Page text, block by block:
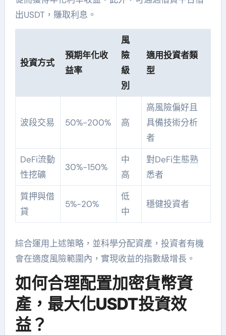
出USDT，賺取利息。
投資方式
預期年化收
益率
風
險
級
別
適用投資者類
型
波段交易 50%-200% 高
高風險偏好且
具備技術分析
者
DeFi流動
性挖礦
30%-150%
中
高
對DeFi生態熟
悉者
質押與借
貸
5%-20%
低
中
穩健投資者
綜合運用上述策略，並科學分配資產，投資者有機
會在適度風險範圍內，實現收益的指數級增長。
如何合理配置加密貨幣資
產，最大化USDT投資效
益？